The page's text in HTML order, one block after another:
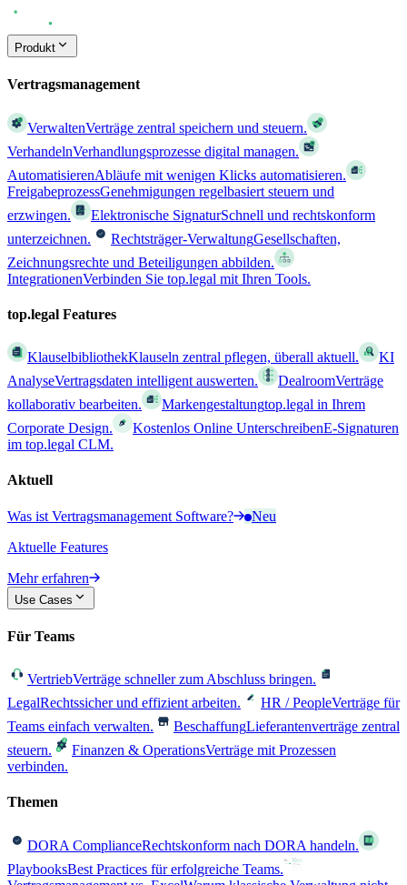
Produkt
Vertragsmanagement
VerwaltenVerträge zentral speichern und steuern.
VerhandelnVerhandlungsprozesse digital managen.
AutomatisierenAbläufe mit wenigen Klicks automatisieren.
FreigabeprozessGenehmigungen regelbasiert steuern und
erzwingen.
Elektronische SignaturSchnell und rechtskonform
unterzeichnen.
Rechtsträger-VerwaltungGesellschaften,
Zeichnungsrechte und Beteiligungen abbilden.
IntegrationenVerbinden Sie top.legal mit Ihren Tools.
top.legal Features
KlauselbibliothekKlauseln zentral pflegen, überall aktuell.
KI
AnalyseVertragsdaten intelligent auswerten. DealroomVerträge
kollaborativ bearbeiten.
Markengestaltungtop.legal in Ihrem
Corporate Design.
Kostenlos Online UnterschreibenE-Signaturen
im top.legal CLM.
Aktuell
Was ist Vertragsmanagement Software?
Neu
Aktuelle Features
Mehr erfahren
Use Cases
Für Teams
VertriebVerträge schneller zum Abschluss bringen.
LegalRechtssicher und effizient arbeiten. HR / PeopleVerträge für
Teams einfach verwalten.
BeschaffungLieferantenverträge zentral
steuern.
Finanzen & OperationsVerträge mit Prozessen
verbinden.
Themen
DORA ComplianceRechtskonform nach DORA handeln.
PlaybooksBest Practices für erfolgreiche Teams.